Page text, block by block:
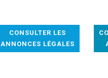
CONSULTER LES
ANNONCES LÉGALES